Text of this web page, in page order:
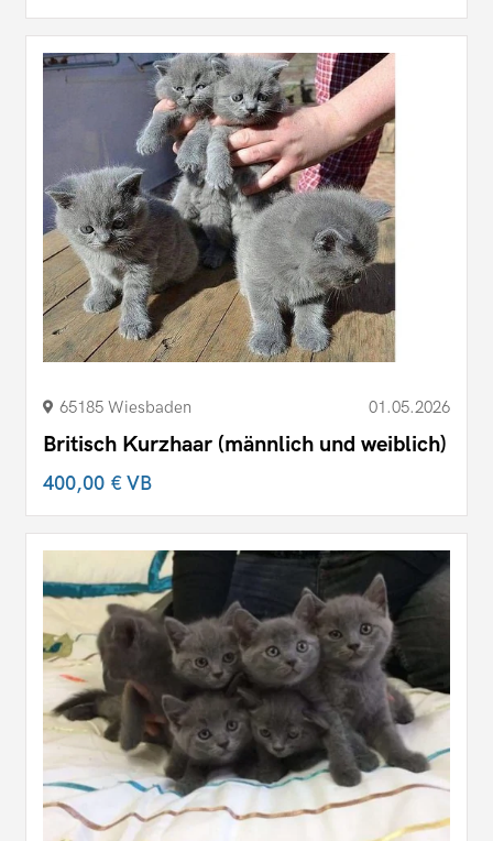
65185 Wiesbaden 01.05.2026
Britisch Kurzhaar (männlich und weiblich)
400,00 €VB